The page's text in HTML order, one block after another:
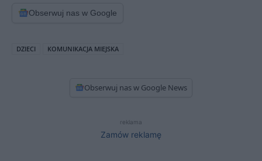
Obserwuj nas w Google
DZIECI KOMUNIKACJA MIEJSKA
Obserwuj nas w Google News
reklama
Zamów reklamę